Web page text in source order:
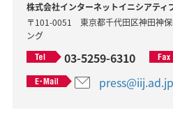
株式会社インターネットイニシアテ
〒101-0051 東京都千代田区神田神
ング
03-5259-6310
press@iij.ad.jp